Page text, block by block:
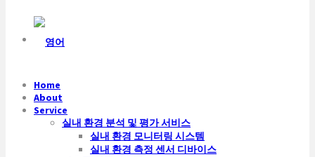
Home
About
Service
실내 환경 분석 및 평가 서비스
실내 환경 모니터링 시스템
실내 환경 측정 센서 디바이스